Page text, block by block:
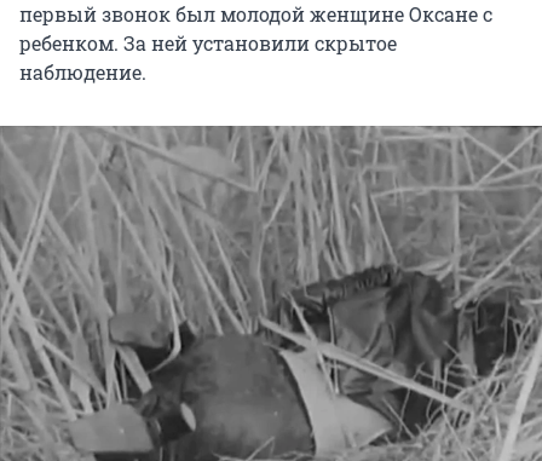
первый звонок был молодой женщине Оксане с
ребенком. За ней установили скрытое
наблюдение.